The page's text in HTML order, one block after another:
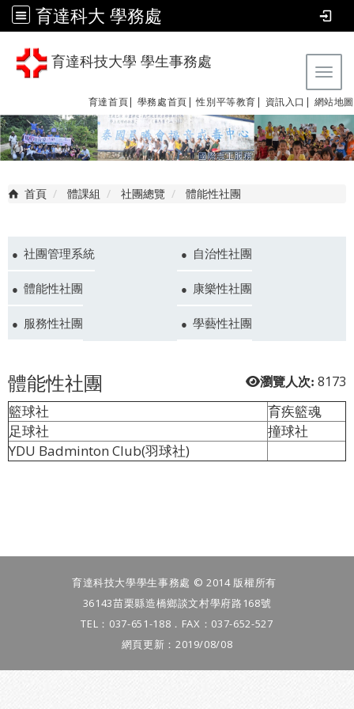
育達科大 學務處
育達科技大學 學生事務處
育達首頁| 學務處首頁| 性別平等教育 | 資訊入口| 網站地圖
首頁 體課組 社團總覽 體能性社團
社團管理系統 自治性社團
體能性社團 康樂性社團
服務性社團 學藝性社團
瀏覽人次: 8173
體能性社團
籃球社
育疾籃魂
足球社
撞球社
YDU Badminton Club(羽球社)
育達科技大學學生事務處 © 2014 版權所有
36143苗栗縣造橋鄉談文村學府路168號
TEL：037-651-188．FAX：037-652-527
網頁更新：2019/08/08